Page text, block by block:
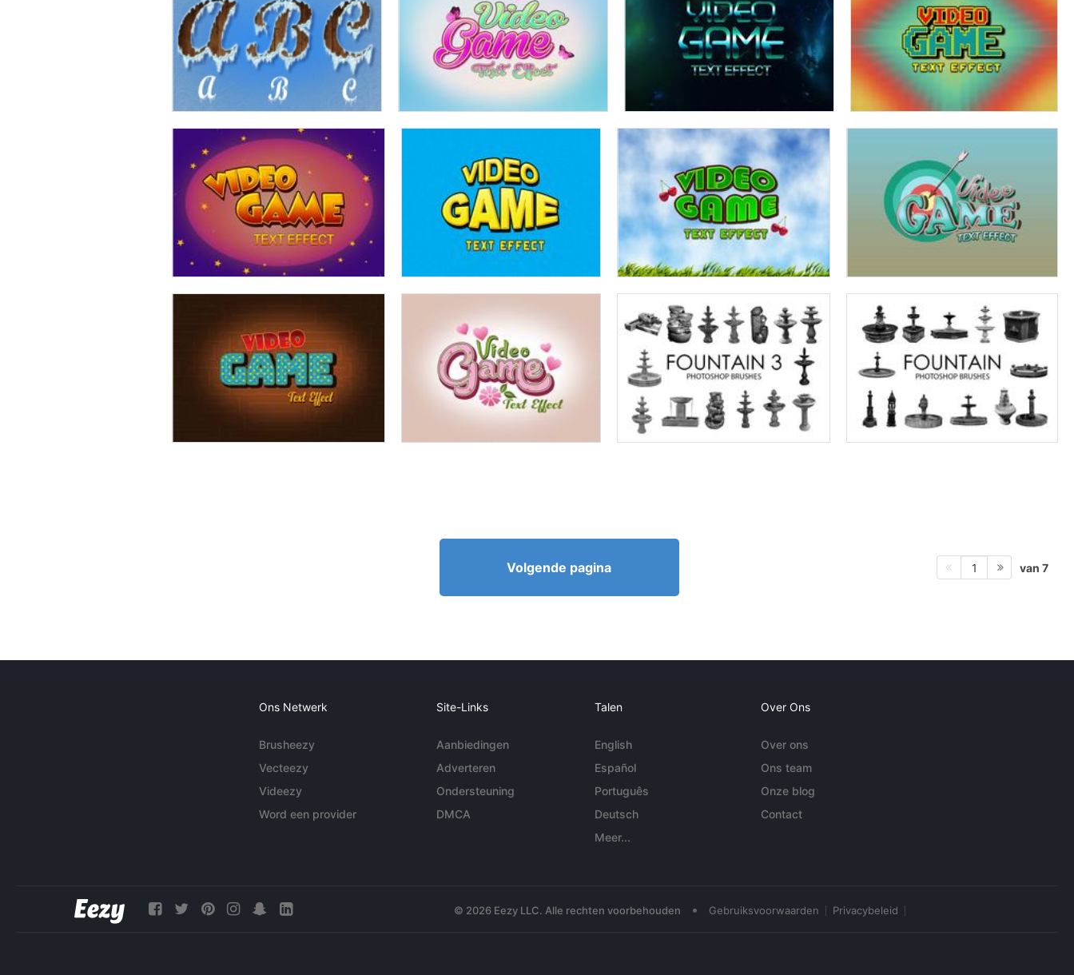
Volgende pagina 1 van 7
Ons Netwerk
Brusheezy
Vecteezy
Videezy
Word een provider
Site-Links
Aanbiedingen
Adverteren
Ondersteuning
DMCA
Talen
English
Español
Português
Deutsch
Meer...
Over Ons
Over ons
Ons team
Onze blog
Contact
© 2026 Eezy LLC. Alle rechten voorbehouden • Gebruiksvoorwaarden Privacybeleid